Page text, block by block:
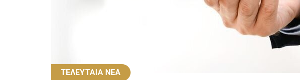
ΤΕΛΕΥΤΑΙΑ ΝΕΑ